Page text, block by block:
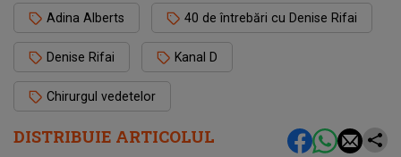
DISTRIBUIE ARTICOLUL
Adina Alberts 40 de întrebări cu Denise Rifai
Denise Rifai Kanal D
Chirurgul vedetelor